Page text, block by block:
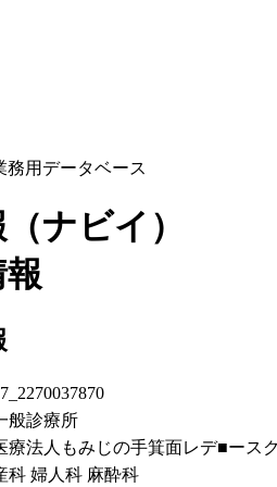
務用データベース
ナビイ）
般診療所
療法人もみじの手箕面レデ■ース
科 婦人科 麻酔科